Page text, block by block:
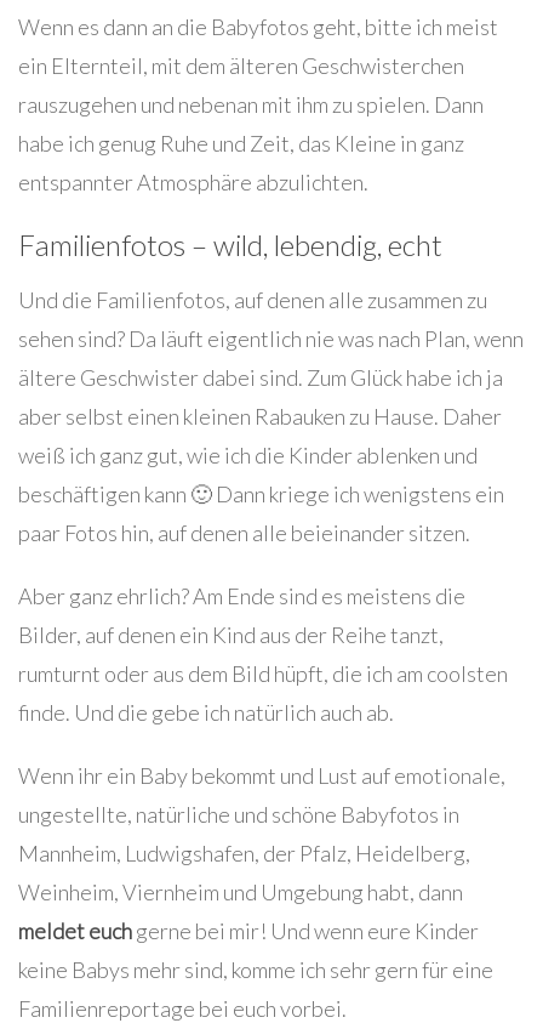
Wenn es dann an die Babyfotos geht, bitte ich meist
ein Elternteil, mit dem älteren Geschwisterchen
rauszugehen und nebenan mit ihm zu spielen. Dann
habe ich genug Ruhe und Zeit, das Kleine in ganz
entspannter Atmosphäre abzulichten.
Familienfotos – wild, lebendig, echt
Und die Familienfotos, auf denen alle zusammen zu
sehen sind? Da läuft eigentlich nie was nach Plan, wenn
ältere Geschwister dabei sind. Zum Glück habe ich ja
aber selbst einen kleinen Rabauken zu Hause. Daher
weiß ich ganz gut, wie ich die Kinder ablenken und
beschäftigen kann 🙂 Dann kriege ich wenigstens ein
paar Fotos hin, auf denen alle beieinander sitzen.
Aber ganz ehrlich? Am Ende sind es meistens die
Bilder, auf denen ein Kind aus der Reihe tanzt,
rumturnt oder aus dem Bild hüpft, die ich am coolsten
finde. Und die gebe ich natürlich auch ab.
Wenn ihr ein Baby bekommt und Lust auf emotionale,
ungestellte, natürliche und schöne Babyfotos in
Mannheim, Ludwigshafen, der Pfalz, Heidelberg,
Weinheim, Viernheim und Umgebung habt, dann
meldet euchgerne bei mir! Und wenn eure Kinder
keine Babys mehr sind, komme ich sehr gern für eine
Familienreportage bei euch vorbei.